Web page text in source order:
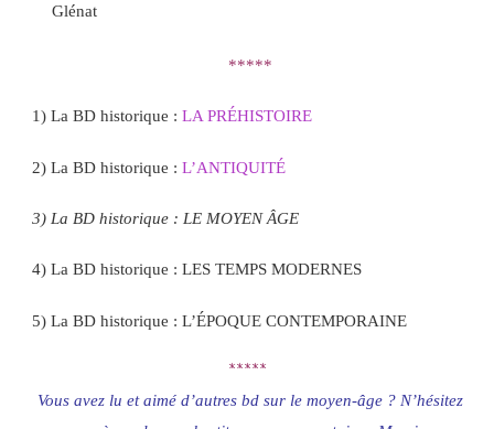
Glénat
*****
1) La BD historique : LA PRÉHISTOIRE
2) La BD historique : L’ANTIQUITÉ
3) La BD historique : LE MOYEN ÂGE
4) La BD historique : LES TEMPS MODERNES
5) La BD historique : L’ÉPOQUE CONTEMPORAINE
*****
Vous avez lu et aimé d’autres bd sur le moyen-âge ? N’hésitez